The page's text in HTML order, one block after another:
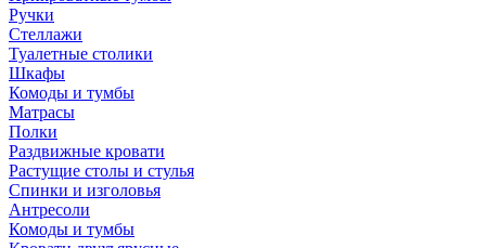
Ручки
Стеллажи
Туалетные столики
Шкафы
Комоды и тумбы
Матрасы
Полки
Раздвижные кровати
Растущие столы и стулья
Спинки и изголовья
Антресоли
Комоды и тумбы